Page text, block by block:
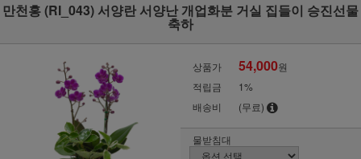
만천홍 (RI_043) 서양란 서양난 개업화분 거실 집들이 승진선물
축하
상품가 54,000원
적립금
1%
배송비
(무료)
물받침대